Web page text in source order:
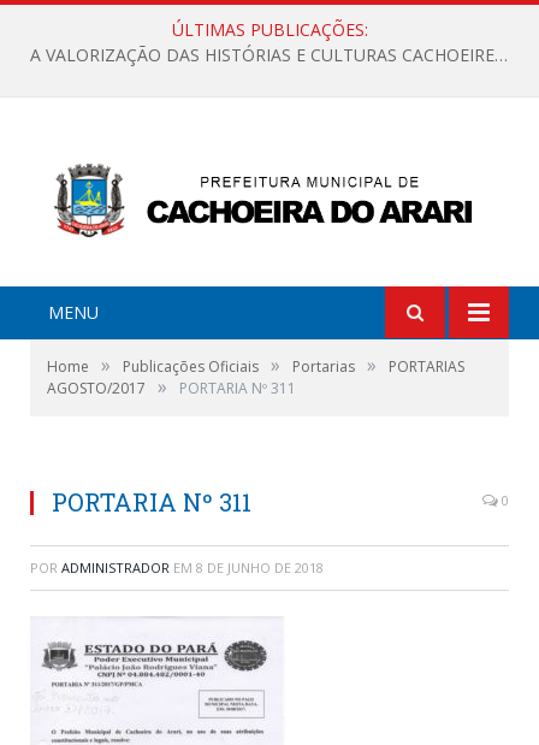
ÚLTIMAS PUBLICAÇÕES:
A VALORIZAÇÃO DAS HISTÓRIAS E CULTURAS CACHOEIRENSES
MENU
Home » Publicações Oficiais » Portarias »
PORTARIAS
AGOSTO/2017
» PORTARIA Nº 311
PORTARIA Nº 311 0
POR ADMINISTRADOR EM 8 DE JUNHO DE 2018